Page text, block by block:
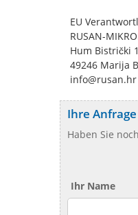
EU
RUSAN-
Hum Bistrički
49246 Marija
info@rusan.hr
Ihre Anfrage
Haben Sie
Ihr Name